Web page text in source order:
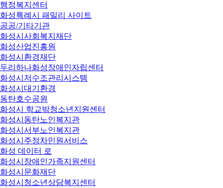
행정복지센터
화성특례시 패밀리 사이트
공공/기타기관
화성시사회복지재단
화성산업진흥원
화성시환경재단
두리하나화성장애인자립센터
화성시저수조관리시스템
화성시대기환경
동탄호수공원
화성시 학교밖청소년지원센터
화성시동탄노인복지관
화성시서부노인복지관
화성시주정차민원서비스
화성 데이터 로
화성시장애인가족지원센터
화성시문화재단
화성시청소년상담복지센터